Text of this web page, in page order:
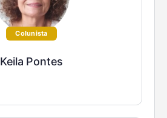
Colunista
Keila Pontes